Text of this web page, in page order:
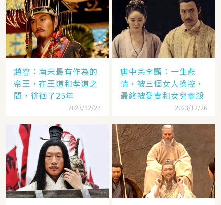
趙昚：南宋最有作為的
帝王，在王道和孝道之
間，徘徊了25年
2023/12/27
唐中宗李顯：一生悲
情，被三個女人操控，
最終被愛妻和女兒毒殺
2023/12/26